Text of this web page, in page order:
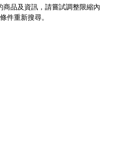
品及資訊，請嘗試調整限縮內
件重新搜尋。